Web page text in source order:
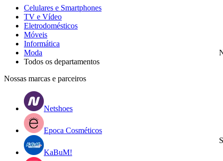
Celulares e Smartphones
TV e Vídeo
Eletrodomésticos
Móveis
Informática
Moda
Todos os departamentos
Nossas marcas e parceiros
Netshoes
Epoca Cosméticos
KaBuM!